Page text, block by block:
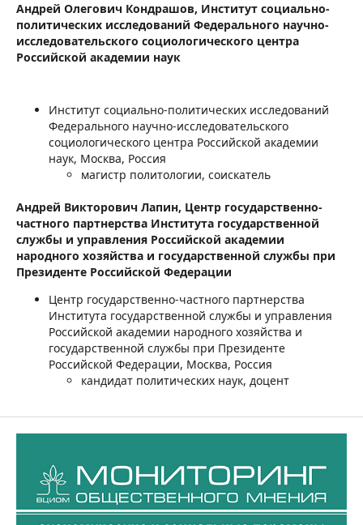
Андрей Олегович Кондрашов, Институт социально-
политических исследований Федерального научно-
исследовательского социологического центра
Российской академии наук
Институт социально-политических исследований
Федерального научно-исследовательского
социологического центра Российской академии
наук, Москва, Россия
магистр политологии, соискатель
Андрей Викторович Лапин, Центр государственно-
частного партнерства Института государственной
службы и управления Российской академии
народного хозяйства и государственной службы при
Президенте Российской Федерации
Центр государственно-частного партнерства
Института государственной службы и управления
Российской академии народного хозяйства и
государственной службы при Президенте
Российской Федерации, Москва, Россия
кандидат политических наук, доцент